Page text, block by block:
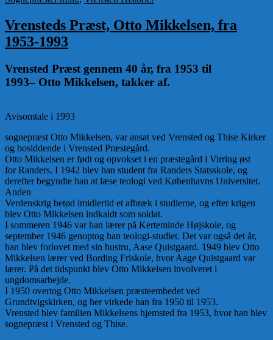
Vrensteds Præst, Otto Mikkelsen, fra
1953-1993
Vrensted Præst gennem 40 år, fra 1953 til
1993– Otto Mikkelsen, takker af.
Avisomtale i 1993
sognepræst Otto Mikkelsen, var ansat ved Vrensted og Thise Kirker
og bosiddende i Vrensted Præstegård.
Otto Mikkelsen er født og opvokset i en præstegård i Virring øst
for Randers. I 1942 blev han student fra Randers Statsskole, og
derefter begyndte han at læse teologi ved Københavns Universitet.
Anden
Verdenskrig betød imidlertid et afbræk i studierne, og efter krigen
blev Otto Mikkelsen indkaldt som soldat.
I sommeren 1946 var han lærer på Kerteminde Højskole, og
september 1946 genoptog han teologi-studiet. Det var også det år,
han blev forlovet med sin hustru, Aase Quistgaard. 1949 blev Otto
Mikkelsen lærer ved Bording Friskole, hvor Aage Quistgaard var
lærer. På det tidspunkt blev Otto Mikkelsen involveret i
ungdomsarbejde.
I 1950 overtog Otto Mikkelsen præsteembedet ved
Grundtvigskirken, og her virkede han fra 1950 til 1953.
Vrensted blev familien Mikkelsens hjemsted fra 1953, hvor han blev
sognepræst i Vrensted og Thise.